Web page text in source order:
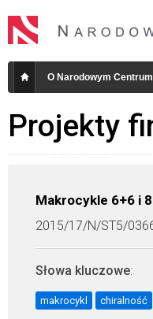
O Narodowym
Projekty
Makrocykle 6+6 i
2015/17/N/ST5/
Słowa kluczowe:
makrocykl chiralność